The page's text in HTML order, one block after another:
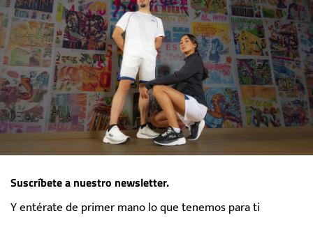
Suscríbete a nuestro newsletter.
Y entérate de primer mano lo que tenemos para ti